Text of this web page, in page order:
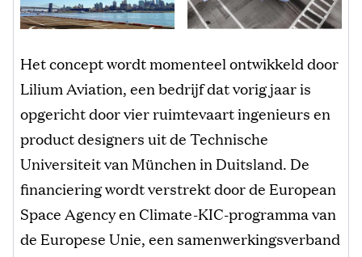
Het concept wordt momenteel ontwikkeld door
Lilium Aviation, een bedrijf dat vorig jaar is
opgericht door vier ruimtevaart ingenieurs en
product designers uit de Technische
Universiteit van München in Duitsland. De
financiering wordt verstrekt door de European
Space Agency en Climate-KIC-programma van
de Europese Unie, een samenwerkingsverband